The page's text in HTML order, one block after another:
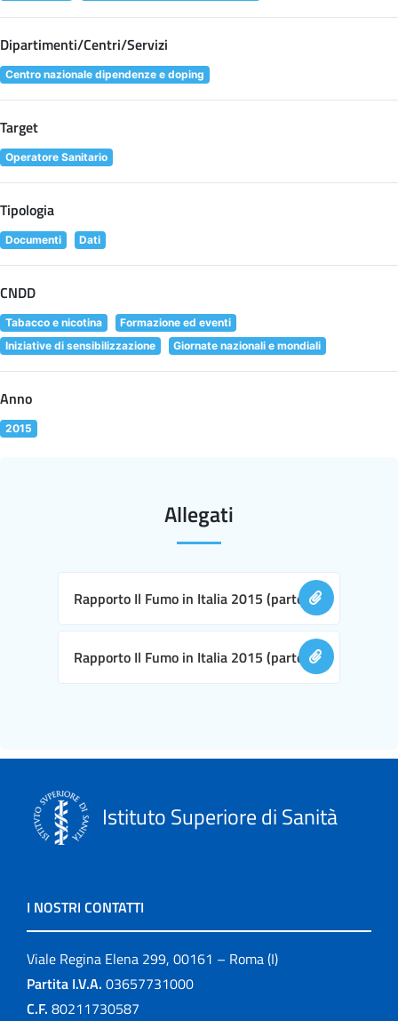
Dipartimenti/Centri/Servizi
Centro nazionale dipendenze e doping
Target
Operatore Sanitario
Tipologia
Documenti Dati
CNDD
Tabacco e nicotina
Formazione ed eventi
Iniziative di sensibilizzazione
Giornate nazionali e mondiali
Anno
2015
Allegati
Rapporto Il Fumo in Italia 2015 (parte I)
Rapporto Il Fumo in Italia 2015 (parte II)
Istituto Superiore di Sanità
I NOSTRI CONTATTI
Viale Regina Elena 299, 00161 – Roma (I)
Partita I.V.A. 03657731000
C.F. 80211730587